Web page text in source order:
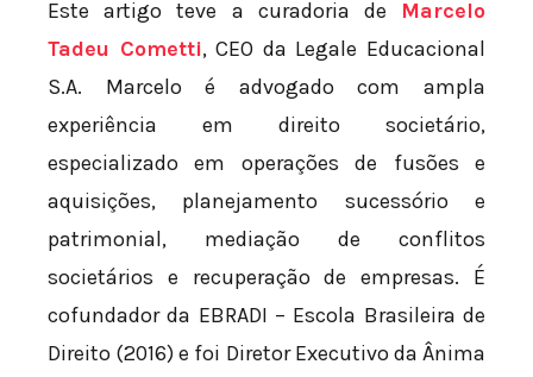
Este artigo teve a curadoria de Marcelo
Tadeu Cometti, CEO da Legale Educacional
S.A. Marcelo é advogado com ampla
experiência em direito societário,
especializado em operações de fusões e
aquisições, planejamento sucessório e
patrimonial, mediação de conflitos
societários e recuperação de empresas. É
cofundador da EBRADI – Escola Brasileira de
Direito (2016) e foi Diretor Executivo da Ânima